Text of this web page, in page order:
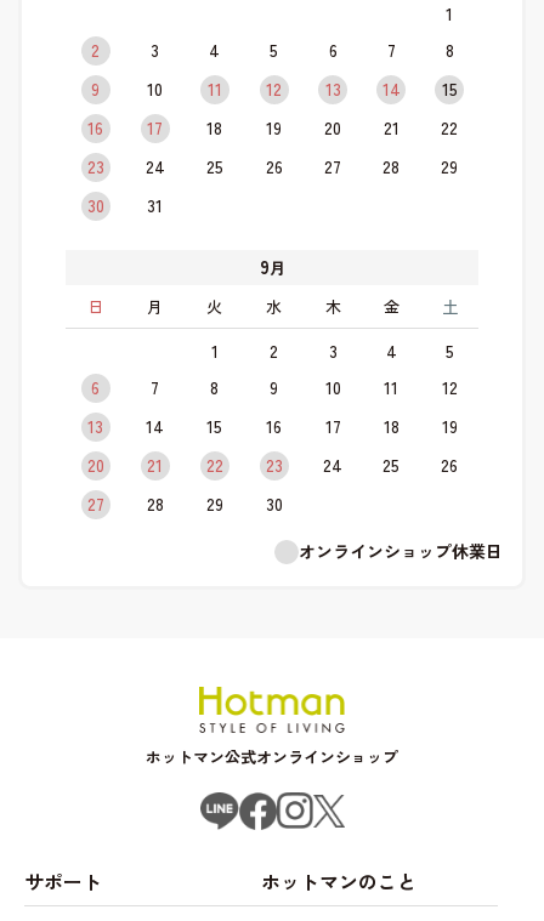
1
2
3 4 5 6 7
8
9
10 11 12 13 14
15
16
17 18 19 20 21
22
23
24 25 26 27 28
29
30
31
9月
日
月 火 水 木 金 土
1 2 3 4
5
6
7 8 9 10 11
12
13
14 15 16 17 18
19
20
21 22 23 24 25
26
27
28 29
30
オンラインショップ休業日
ホットマン公式オンラインショップ
サポート ホットマンのこと